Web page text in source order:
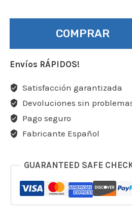
COMPRAR
Envíos RÁPIDOS!
Satisfacción garantizada
Devoluciones sin
Pago seguro
Fabricante Español
GUARANTEED SAFE